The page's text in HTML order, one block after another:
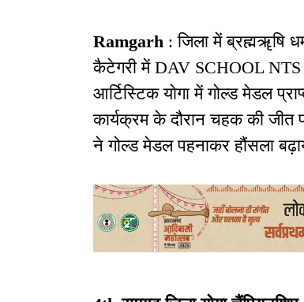
Ramgarh : जिला में ब्रह्मॠषि
कैटेगरी में DAV SCHOOL
आर्टिस्टिक योगा में गोल्ड मेडल
कार्यक्रम के दौरान चहक की जीत
ने गोल्ड मेडल पहनाकर हौंसला